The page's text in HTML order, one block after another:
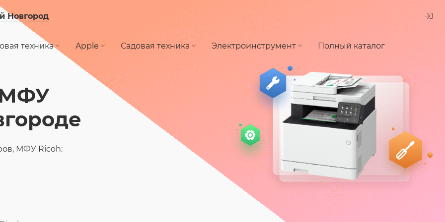
Новгород
техника Apple Садовая техника Электроинструмент Полный каталог
МФУ
МФУ Ricoh: